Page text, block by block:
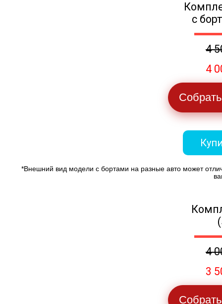
с
4
4
*Внешний вид модели с бортами на разные авто может
4
3